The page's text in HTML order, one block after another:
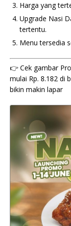
Harga yang
Upgrade Nasi
tertentu.
Menu tersedia
👉 Cek gambar
mulai Rp. 8.182 di
bikin makin lapar